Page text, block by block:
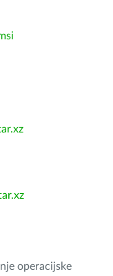
operacijske